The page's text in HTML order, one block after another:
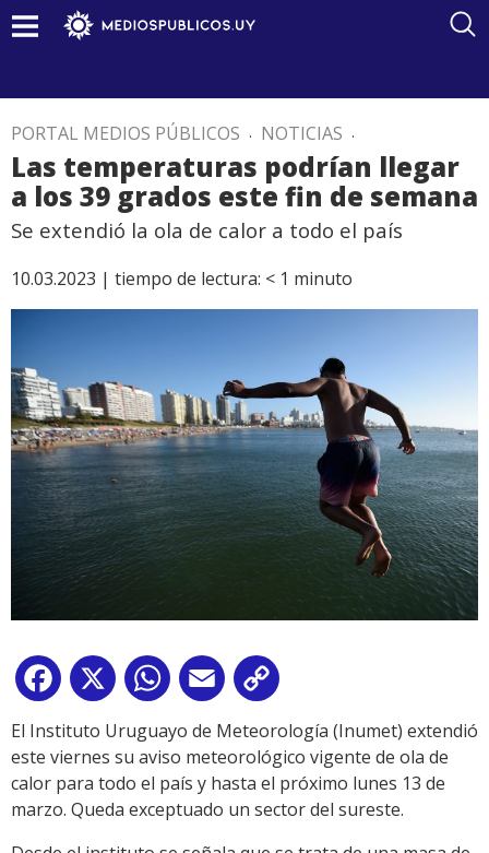
PORTAL MEDIOS PÚBLICOS . NOTICIAS .
Las temperaturas podrían llegar
a los 39 grados este fin de semana
Se extendió la ola de calor a todo el país
10.03.2023 | tiempo de lectura: < 1 minuto
Facebook
X WhatsApp
Email
Link
El Instituto Uruguayo de Meteorología (Inumet) extendió
este viernes su aviso meteorológico vigente de ola de
calor para todo el país y hasta el próximo lunes 13 de
marzo. Queda exceptuado un sector del sureste.